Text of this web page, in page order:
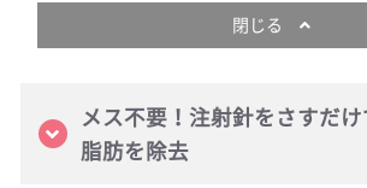
閉じる
メス不要！注射針をさすだ
脂肪を除去